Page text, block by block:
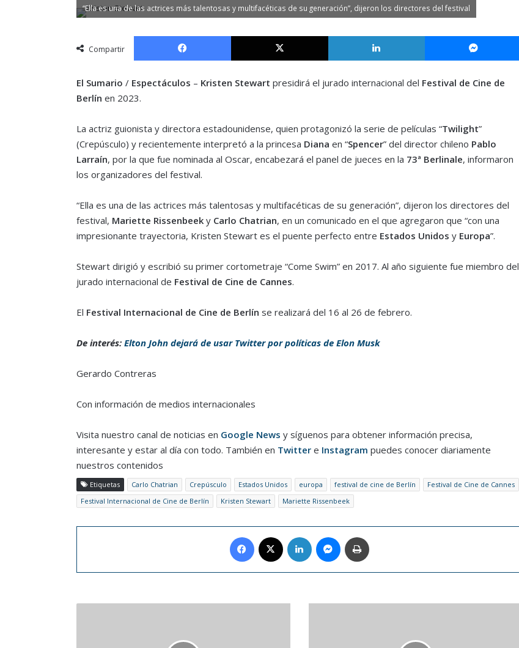
“Ella es una de las actrices más talentosas y multifacéticas de su generación”, dijeron los directores del festival
Compartir
Facebook X LinkedIn
El Sumario / Espectáculos – Kristen Stewart presidirá el jurado internacional del Festival de Cine de
Berlín en 2023.
La actriz guionista y directora estadounidense, quien protagonizó la serie de películas “Twilight”
(Crepúsculo) y recientemente interpretó a la princesa Diana en “Spencer” del director chileno Pablo
Larraín, por la que fue nominada al Oscar, encabezará el panel de jueces en la 73ª Berlinale, informaron
los organizadores del festival.
“Ella es una de las actrices más talentosas y multifacéticas de su generación”, dijeron los directores del
festival, Mariette RissenbeekyCarlo Chatrian, en un comunicado en el que agregaron que “con una
impresionante trayectoria, Kristen Stewart es el puente perfecto entre Estados Unidos yEuropa”.
Stewart dirigió y escribió su primer cortometraje “Come Swim” en 2017. Al año siguiente fue miembro del
jurado internacional de Festival de Cine de Cannes.
El Festival Internacional de Cine de Berlín se realizará del 16 al 26 de febrero.
De interés: Elton John dejará de usar Twitter por políticas de Elon Musk
Gerardo Contreras
Con información de medios internacionales
Visita nuestro canal de noticias en Google News y síguenos para obtener información precisa,
interesante y estar al día con todo. También en Twittere Instagram puedes conocer diariamente
nuestros contenidos
Etiquetas Carlo Chatrian Crepúsculo Estados Unidos europa festival de cine de Berlín
Festival de Cine de Cannes
Festival Internacional de Cine de Berlín
Kristen Stewart Mariette Rissenbeek
Facebook LinkedIn Messenger